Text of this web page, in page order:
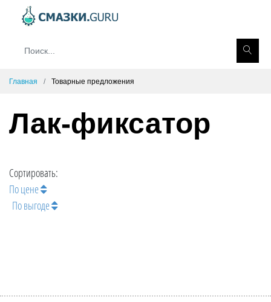
Главная Товарные предложения
Лак-фиксатор
Сортировать:
По цене
По выгоде